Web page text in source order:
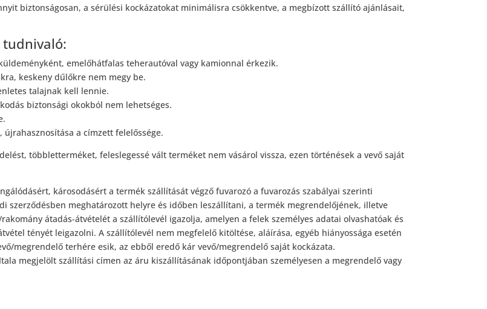
biztonságosan, a sérülési kockázatokat minimálisra csökkentve, a megbízott szállító ajánlásait,
tudnivaló:
emelőhátfalas teherautóval vagy kamionnal érkezik.
keskeny dűlőkre nem megy be.
talajnak kell lennie.
biztonsági okokból nem lehetséges.
a címzett felelőssége.
többletterméket, feleslegessé vált terméket nem vásárol vissza, ezen történések a vevő saját
károsodásért a termék szállítását végző fuvarozó a fuvarozás szabályai szerinti
szerződésben meghatározott helyre és időben leszállítani, a termék megrendelőjének, illetve
átadás-átvételét a szállítólevél igazolja, amelyen a felek személyes adatai olvashatóak és
tényét leigazolni. A szállítólevél nem megfelelő kitöltése, aláírása, egyéb hiányossága esetén
megrendelő terhére esik, az ebből eredő kár vevő/megrendelő saját kockázata.
megjelölt szállítási címen az áru kiszállításának időpontjában személyesen a megrendelő vagy